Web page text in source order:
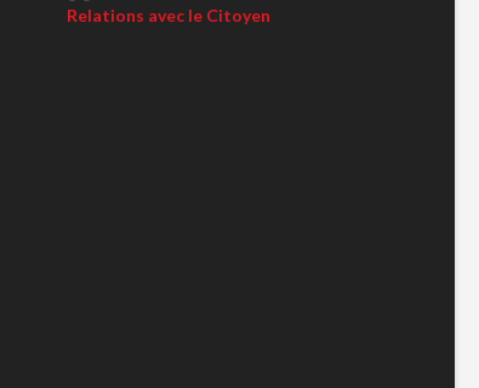
Relations avec le Citoyen